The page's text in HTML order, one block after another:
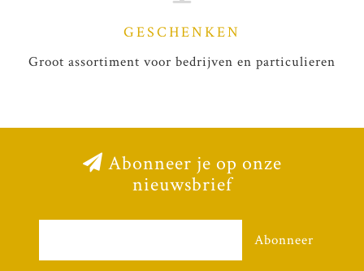
GESCHENKEN
Groot assortiment voor bedrijven en particulieren
Abonneer je op onze
nieuwsbrief
Abonneer